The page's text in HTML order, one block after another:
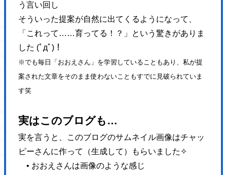
う言い回し
そういった提案が自然に出てくるようになって、
「これって……育ってる！？」という驚きがありま
した (ﾟдﾟ)！
※でも毎日「おおえさん」を学習していることもあり、私が提
案された文章をそのまま使わないこともすでに見破られていま
す笑
実はこのブログも…
実を言うと、このブログのサムネイル画像はチャッ
ピーさんに作って（生成して）もらいました✧
• おおえさんは画像のような感じ
padding: 0;
margin: 0;
vertical-align: top !important;